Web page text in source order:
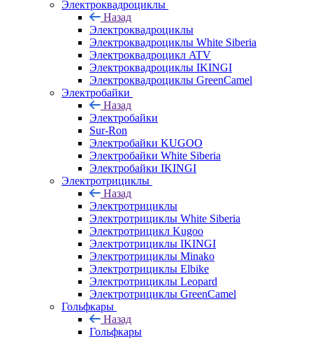
Электроквадроциклы
Назад
Электроквадроциклы
Электроквадроциклы White Siberia
Электроквадроцикл ATV
Электроквадроциклы IKINGI
Электроквадроциклы GreenCamel
Электробайки
Назад
Электробайки
Sur-Ron
Электробайки KUGOO
Электробайки White Siberia
Электробайки IKINGI
Электротрициклы
Назад
Электротрициклы
Электротрициклы White Siberia
Электротрицикл Kugoo
Электротрициклы IKINGI
Электротрициклы Minako
Электротрициклы Elbike
Электротрициклы Leopard
Электротрициклы GreenCamel
Гольфкары
Назад
Гольфкары